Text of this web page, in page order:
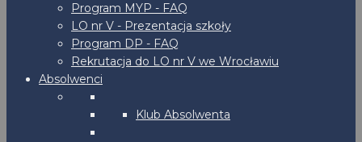
Program MYP - FAQ
LO nr V - Prezentacja szkoły
Program DP - FAQ
Rekrutacja do LO nr V we Wrocławiu
Absolwenci
Klub Absolwenta